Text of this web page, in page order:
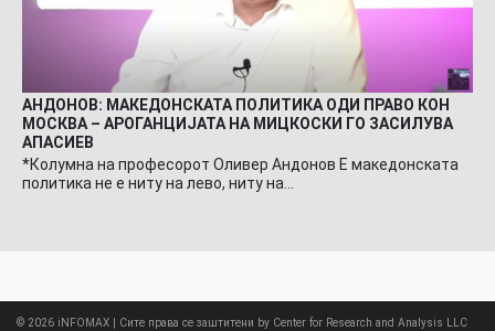
АНДОНОВ: МАКЕДОНСКАТА ПОЛИТИКА ОДИ ПРАВО КОН
МОСКВА – АРОГАНЦИЈАТА НА МИЦКОСКИ ГО ЗАСИЛУВА
АПАСИЕВ
*Колумна на професорот Оливер Андонов Е македонската
политика не е ниту на лево, ниту на…
© 2026 iNFOMAX | Сите права се заштитени by Center for Research and Analysis LLC